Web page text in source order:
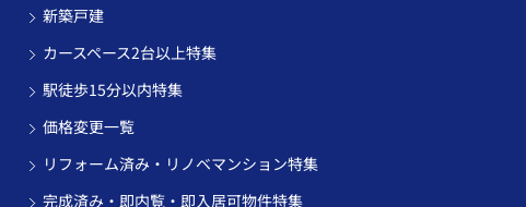
新築戸建
カースペース2台以上特集
駅徒歩15分以内特集
価格変更一覧
リフォーム済み・リノベマンション特集
完成済み・即内覧・即入居可物件特集